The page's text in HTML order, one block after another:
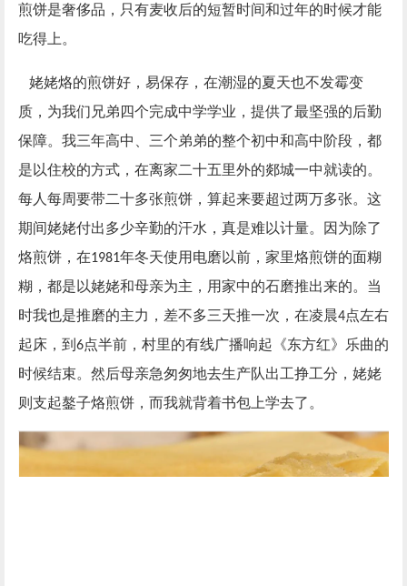
煎饼是奢侈品，只有麦收后的短暂时间和过年的时候才能
吃得上。
姥姥烙的煎饼好，易保存，在潮湿的夏天也不发霉变
质，为我们兄弟四个完成中学学业，提供了最坚强的后勤
保障。我三年高中、三个弟弟的整个初中和高中阶段，都
是以住校的方式，在离家二十五里外的郯城一中就读的。
每人每周要带二十多张煎饼，算起来要超过两万多张。这
期间姥姥付出多少辛勤的汗水，真是难以计量。因为除了
烙煎饼，在1981年冬天使用电磨以前，家里烙煎饼的面糊
糊，都是以姥姥和母亲为主，用家中的石磨推出来的。当
时我也是推磨的主力，差不多三天推一次，在凌晨4点左右
起床，到 6点半前，村里的有线广播响起《东方红》乐曲的
时候结束。然后母亲急匆匆地去生产队出工挣工分，姥姥
则支起鏊子烙煎饼，而我就背着书包上学去了。